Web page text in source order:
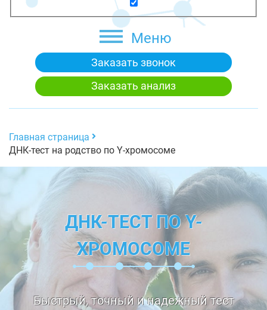
Меню
Заказать звонок
Заказать анализ
Главная страница
ДНК-тест на родство по Y-хромосоме
ДНК-ТЕСТ ПО Y-
ХРОМОСОМЕ
Быстрый, точный и надежный тест